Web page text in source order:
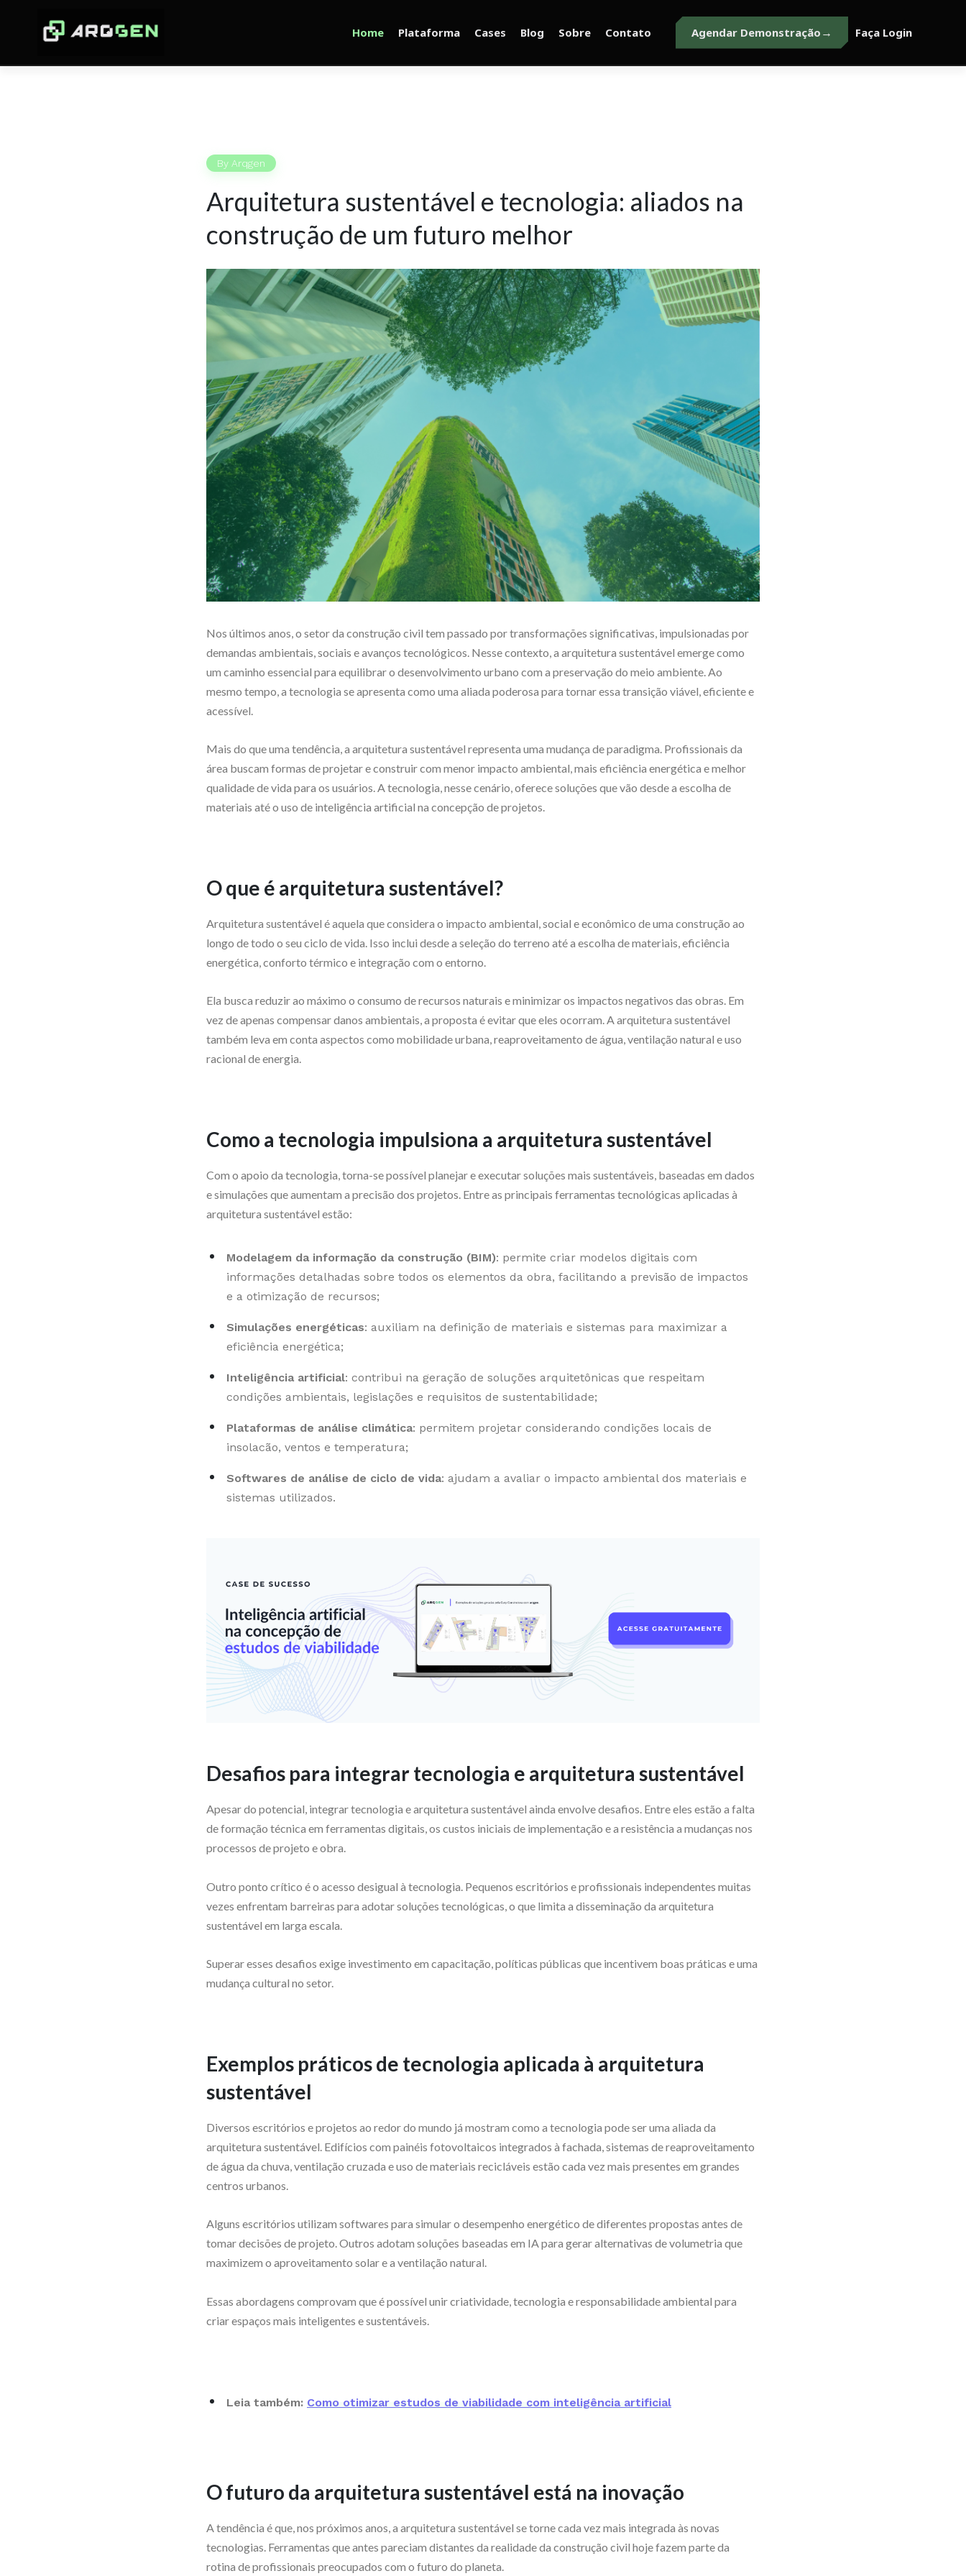
Home Plataforma Cases Blog Sobre Contato Agendar Demonstração Faça Login
By Arqgen
Arquitetura sustentável e tecnologia: aliados na
construção de um futuro melhor
Nos últimos anos, o setor da construção civil tem passado por transformações significativas, impulsionadas por
demandas ambientais, sociais e avanços tecnológicos. Nesse contexto, a arquitetura sustentável emerge como
um caminho essencial para equilibrar o desenvolvimento urbano com a preservação do meio ambiente. Ao
mesmo tempo, a tecnologia se apresenta como uma aliada poderosa para tornar essa transição viável, eficiente e
acessível.
Mais do que uma tendência, a arquitetura sustentável representa uma mudança de paradigma. Profissionais da
área buscam formas de projetar e construir com menor impacto ambiental, mais eficiência energética e melhor
qualidade de vida para os usuários. A tecnologia, nesse cenário, oferece soluções que vão desde a escolha de
materiais até o uso de inteligência artificial na concepção de projetos.
O que é arquitetura sustentável?
Arquitetura sustentável é aquela que considera o impacto ambiental, social e econômico de uma construção ao
longo de todo o seu ciclo de vida. Isso inclui desde a seleção do terreno até a escolha de materiais, eficiência
energética, conforto térmico e integração com o entorno.
Ela busca reduzir ao máximo o consumo de recursos naturais e minimizar os impactos negativos das obras. Em
vez de apenas compensar danos ambientais, a proposta é evitar que eles ocorram. A arquitetura sustentável
também leva em conta aspectos como mobilidade urbana, reaproveitamento de água, ventilação natural e uso
racional de energia.
Como a tecnologia impulsiona a arquitetura sustentável
Com o apoio da tecnologia, torna-se possível planejar e executar soluções mais sustentáveis, baseadas em dados
e simulações que aumentam a precisão dos projetos. Entre as principais ferramentas tecnológicas aplicadas à
arquitetura sustentável estão:
Modelagem da informação da construção (BIM): permite criar modelos digitais com
informações detalhadas sobre todos os elementos da obra, facilitando a previsão de impactos
e a otimização de recursos;
Simulações energéticas: auxiliam na definição de materiais e sistemas para maximizar a
eficiência energética;
Inteligência artificial: contribui na geração de soluções arquitetônicas que respeitam
condições ambientais, legislações e requisitos de sustentabilidade;
Plataformas de análise climática: permitem projetar considerando condições locais de
insolacão, ventos e temperatura;
Softwares de análise de ciclo de vida: ajudam a avaliar o impacto ambiental dos materiais e
sistemas utilizados.
Desafios para integrar tecnologia e arquitetura sustentável
Apesar do potencial, integrar tecnologia e arquitetura sustentável ainda envolve desafios. Entre eles estão a falta
de formação técnica em ferramentas digitais, os custos iniciais de implementação e a resistência a mudanças nos
processos de projeto e obra.
Outro ponto crítico é o acesso desigual à tecnologia. Pequenos escritórios e profissionais independentes muitas
vezes enfrentam barreiras para adotar soluções tecnológicas, o que limita a disseminação da arquitetura
sustentável em larga escala.
Superar esses desafios exige investimento em capacitação, políticas públicas que incentivem boas práticas e uma
mudança cultural no setor.
Exemplos práticos de tecnologia aplicada à arquitetura
sustentável
Diversos escritórios e projetos ao redor do mundo já mostram como a tecnologia pode ser uma aliada da
arquitetura sustentável. Edifícios com painéis fotovoltaicos integrados à fachada, sistemas de reaproveitamento
de água da chuva, ventilação cruzada e uso de materiais recicláveis estão cada vez mais presentes em grandes
centros urbanos.
Alguns escritórios utilizam softwares para simular o desempenho energético de diferentes propostas antes de
tomar decisões de projeto. Outros adotam soluções baseadas em IA para gerar alternativas de volumetria que
maximizem o aproveitamento solar e a ventilação natural.
Essas abordagens comprovam que é possível unir criatividade, tecnologia e responsabilidade ambiental para
criar espaços mais inteligentes e sustentáveis.
Leia também: Como otimizar estudos de viabilidade com inteligência artificial
O futuro da arquitetura sustentável está na inovação
A tendência é que, nos próximos anos, a arquitetura sustentável se torne cada vez mais integrada às novas
tecnologias. Ferramentas que antes pareciam distantes da realidade da construção civil hoje fazem parte da
rotina de profissionais preocupados com o futuro do planeta.